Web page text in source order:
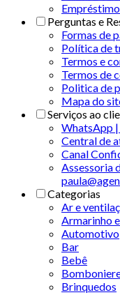
Perguntas e
Formas de
Política de
Termos e
Termos de
Politica de
Mapa do
Serviços ao
WhatsApp
Central de
Canal
Assessoria
Categorias
Ar e
Armarinho
Automotivo
Bar
Bebê
Brinquedos